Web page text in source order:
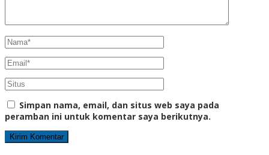
Simpan nama, email, dan situs web saya pada
peramban ini untuk komentar saya berikutnya.